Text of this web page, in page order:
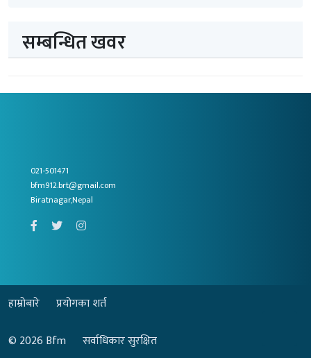
सम्बन्धित खवर
021-501471
bfm912.brt@gmail.com
Biratnagar,Nepal
हाम्रोबारे
प्रयोगका शर्त
© 2026Bfm सर्वाधिकार सुरक्षित